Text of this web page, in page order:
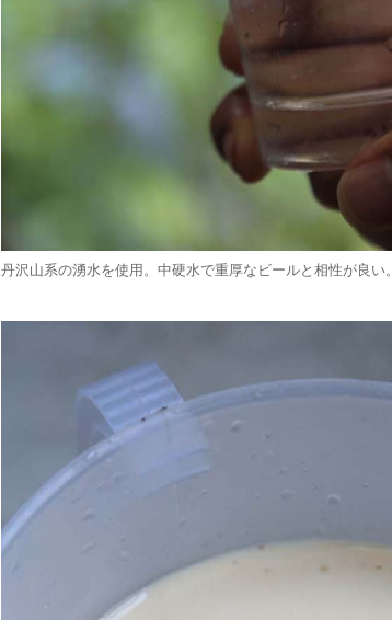
丹沢山系の湧水を使用。中硬水で重厚なビールと相性が良い。